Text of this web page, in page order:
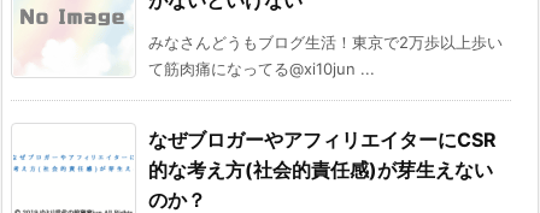
みなさんどうもブログ生活！東京で2万歩以上歩い
て筋肉痛になってる@xi10jun ...
なぜブロガーやアフィリエイターにCSR
的な考え方(社会的責任感)が芽生えない
のか？